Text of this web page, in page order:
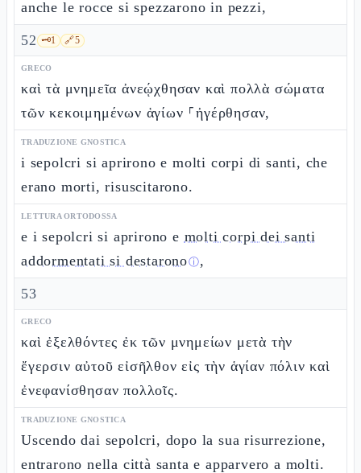
anche le rocce si spezzarono in pezzi,
52 🗝️1 🔗5
GRECO
καὶ τὰ μνημεῖα ἀνεῴχθησαν καὶ πολλὰ σώματα
τῶν κεκοιμημένων ἁγίων ⸀ἠγέρθησαν,
TRADUZIONE GNOSTICA
i sepolcri si aprirono e molti corpi di santi, che
erano morti, risuscitarono.
LETTURA ORTODOSSA
e i sepolcri si aprirono e molti corpi dei santi
addormentati si destaronoⓘ,
53
GRECO
καὶ ἐξελθόντες ἐκ τῶν μνημείων μετὰ τὴν
ἔγερσιν αὐτοῦ εἰσῆλθον εἰς τὴν ἁγίαν πόλιν καὶ
ἐνεφανίσθησαν πολλοῖς.
TRADUZIONE GNOSTICA
Uscendo dai sepolcri, dopo la sua risurrezione,
entrarono nella città santa e apparvero a molti.